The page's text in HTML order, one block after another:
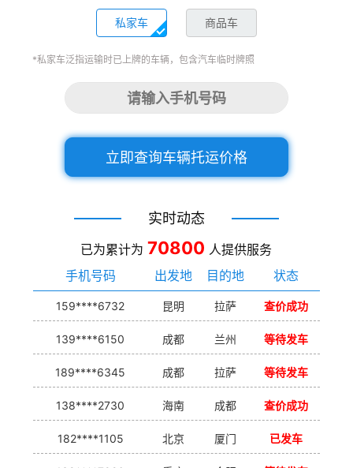
私家车 商品车
*私家车泛指运输时已上牌的车辆，包含汽车临时牌照
立即查询车辆托运价格
实时动态
已为累计为 70800 人提供服务
手机号码
出发地 目的地 状态
159****6732 昆明 拉萨 查价成功
139****6150 成都 兰州 等待发车
189****6345 成都 拉萨 等待发车
138****2730 海南 成都 查价成功
182****1105 北京 厦门 已发车